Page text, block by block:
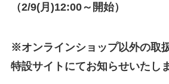
（2/9(月)12:00～開始）
※オンラインショップ以外の取
特設サイトにてお知らせいたしま